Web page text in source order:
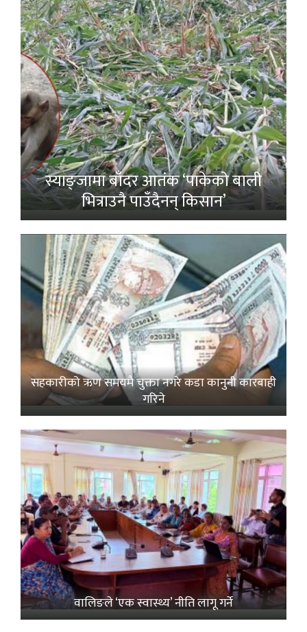
स्याङ्जामा बाँदर आतंक ‘पाकेको बाली
भित्राउनै पाउँदैनन् किसान’
सहकारीको ऋण समयमै चुक्ता नगरे कडा कानुनी कारबाही
गरिने
वालिङले ‘एक स्वास्थ्य’ नीति लागू गर्ने